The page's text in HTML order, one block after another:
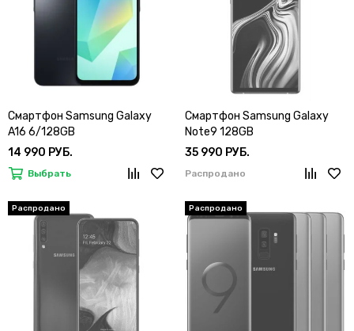
Смартфон Samsung Galaxy
A16 6/128GB
14 990 РУБ.
Выбрать
Смартфон Samsung Galaxy
Note9 128GB
35 990 РУБ.
Распродано